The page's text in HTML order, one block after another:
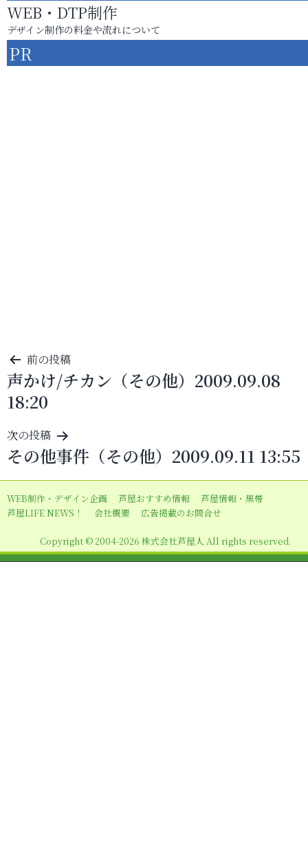
WEB・DTP制作
デザイン制作の料金や流れについて
PR
投
稿
ナ
ビ
ゲ
ー
シ
ョ
前の投稿
声かけ/チカン（その他）2009.09.08
18:20
次の投稿
その他事件（その他）2009.09.11 13:55
WEB制作・デザイン企画 芦屋おすすめ情報
芦屋情報・黒帯
芦屋LIFE NEWS！
会社概要 広告掲載のお問合せ
Copyright © 2004-2026 株式会社芦屋人 All rights reserved.